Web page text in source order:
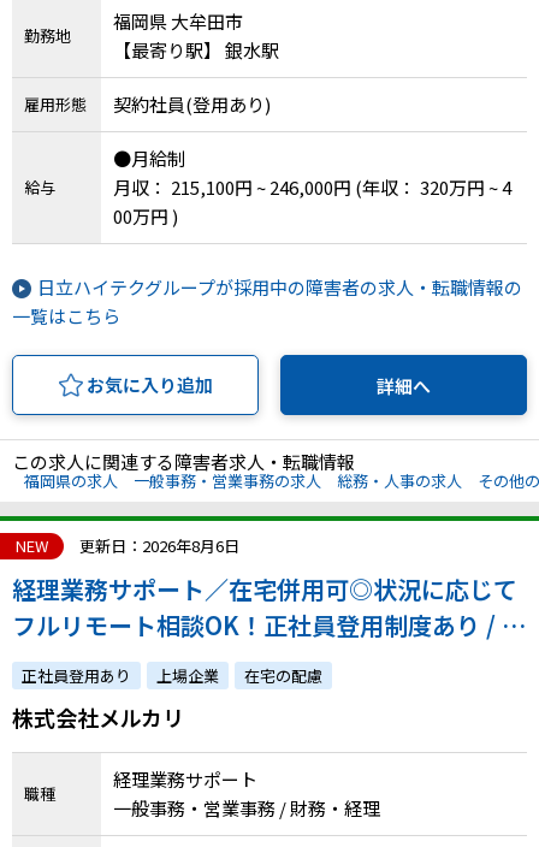
勤務地
福岡県 大牟田市
【最寄り駅】 銀水駅
雇用形態 契約社員(登用あり)
給与
●月給制
月収： 215,100円 ~ 246,000円 (年収： 320万円 ~ 4
00万円 )
日立ハイテクグループが採用中の障害者の求人・転職情報の
一覧はこちら
お気に入り追加 詳細へ
この求人に関連する障害者求人・転職情報
福岡県の求人 一般事務・営業事務の求人 総務・人事の求人 その他
NEW 更新日：2026年8月6日
経理業務サポート／在宅併用可◎状況に応じて
フルリモート相談OK！正社員登用制度あり / 経
理経験を活かし、経費精算や経営企画のサポー
ト業務を担当
正社員登用あり 上場企業 在宅の配慮
株式会社メルカリ
職種
経理業務サポート
一般事務・営業事務 / 財務・経理